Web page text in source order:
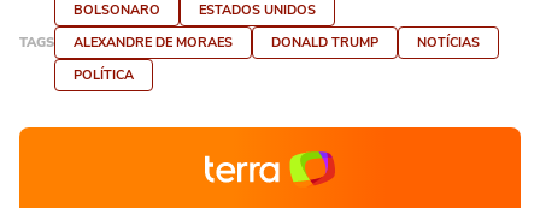
TAGS
BOLSONARO
ESTADOS UNIDOS
ALEXANDRE DE MORAES
DONALD TRUMP
NOTÍCIAS
POLÍTICA